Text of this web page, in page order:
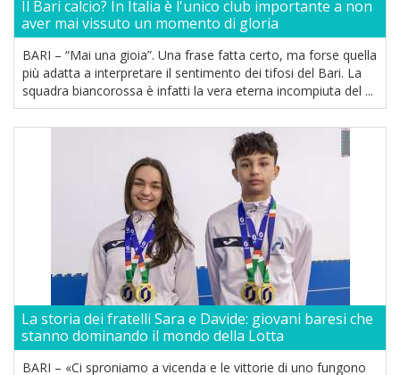
Il Bari calcio? In Italia è l'unico club importante a non
aver mai vissuto un momento di gloria
BARI – “Mai una gioia”. Una frase fatta certo, ma forse quella
più adatta a interpretare il sentimento dei tifosi del Bari. La
squadra biancorossa è infatti la vera eterna incompiuta del ...
La storia dei fratelli Sara e Davide: giovani baresi che
stanno dominando il mondo della Lotta
BARI – «Ci sproniamo a vicenda e le vittorie di uno fungono